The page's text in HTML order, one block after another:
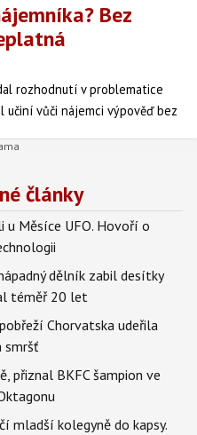
Bez
rozhodnutí v problematice
vůči nájemci výpověď bez
články
Měsíce UFO. Hovoří o
dělník zabil desítky
téměř 20 let
Chorvatska udeřila
smršť
přiznal BKFC šampion ve
mladší kolegyně do kapsy.